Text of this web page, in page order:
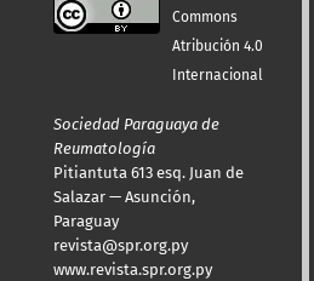
Commons
Atribución 4.0
Internacional
Sociedad Paraguaya de
Reumatología
Pitiantuta 613 esq. Juan de
Salazar — Asunción,
Paraguay
revista@spr.org.py
www.revista.spr.org.py